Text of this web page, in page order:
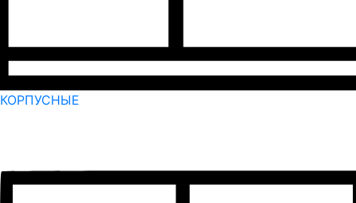
КОРПУСНЫЕ